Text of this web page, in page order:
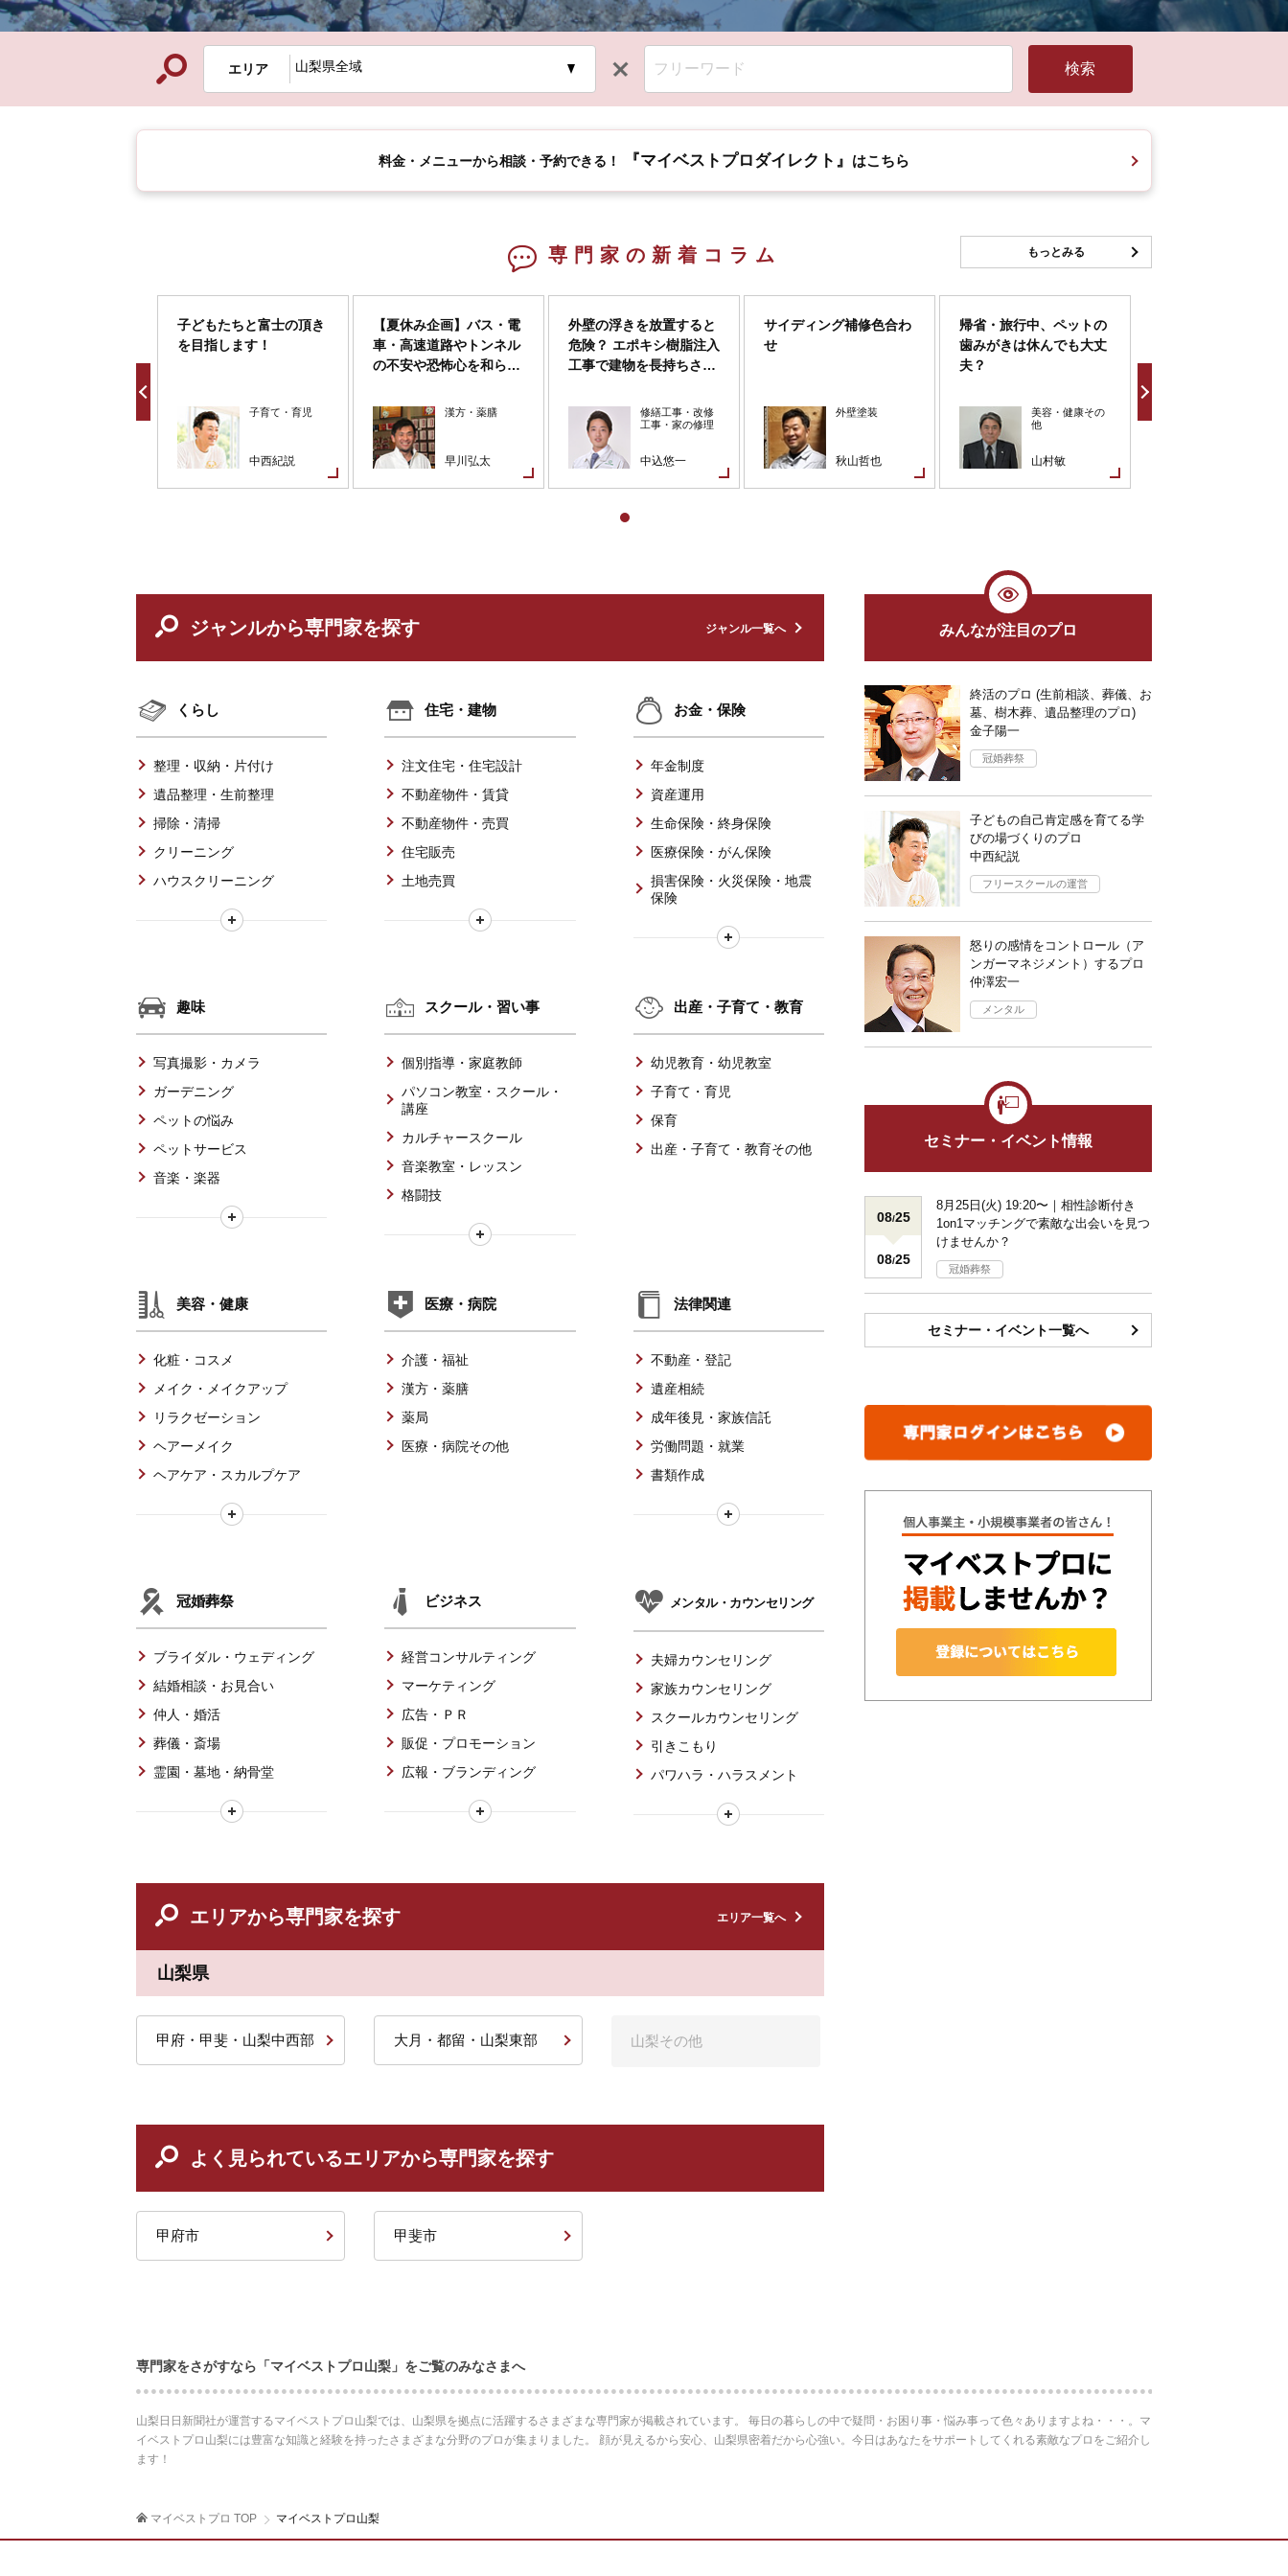
エリア
料金・メニューから相談・予約できる！ 『マイベストプロダイレクト』 はこちら
専門家の新着コラム
子どもたちと富士の頂き
を目指します！
子育て・育児
中西紀説
【夏休み企画】バス・電
車・高速道路やトンネル
の不安や恐怖心を和らげ
漢方・薬膳
早川弘太
外壁の浮きを放置すると
危険？ エポキシ樹脂注入
工事で建物を長持ちさせ
修繕工事・改修
工事・家の修理
中込悠一
サイディング補修色合わ
せ
外壁塗装
秋山哲也
帰省・旅行中、ペットの
歯みがきは休んでも大丈
夫？
美容・健康その
他
山村敏
もっとみる
ジャンルから専門家を探す
くらし
整理・収納・片付け
遺品整理・生前整理
掃除・清掃
クリーニング
ハウスクリーニング
趣味
写真撮影・カメラ
ガーデニング
ペットの悩み
ペットサービス
音楽・楽器
美容・健康
化粧・コスメ
メイク・メイクアップ
リラクゼーション
ヘアーメイク
ヘアケア・スカルプケア
冠婚葬祭
ブライダル・ウェディング
結婚相談・お見合い
仲人・婚活
葬儀・斎場
霊園・墓地・納骨堂
住宅・建物
注文住宅・住宅設計
不動産物件・賃貸
不動産物件・売買
住宅販売
土地売買
スクール・習い事
個別指導・家庭教師
パソコン教室・スクール・
講座
カルチャースクール
音楽教室・レッスン
格闘技
医療・病院
介護・福祉
漢方・薬膳
薬局
医療・病院その他
ビジネス
経営コンサルティング
マーケティング
広告・ＰＲ
販促・プロモーション
広報・ブランディング
お金・保険
年金制度
資産運用
生命保険・終身保険
医療保険・がん保険
損害保険・火災保険・地震
保険
出産・子育て・教育
幼児教育・幼児教室
子育て・育児
保育
出産・子育て・教育その他
法律関連
不動産・登記
遺産相続
成年後見・家族信託
労働問題・就業
書類作成
メンタル・カウンセリング
夫婦カウンセリング
家族カウンセリング
スクールカウンセリング
引きこもり
パワハラ・ハラスメント
ジャンル一覧へ
エリアから専門家を探す
山梨県
甲府・甲斐・山梨中西部 大月・都留・山梨東部 山梨その他
エリア一覧へ
よく見られているエリアから専門家を探す
甲府市 甲斐市
みんなが注目のプロ
終活のプロ (生前相談、葬儀、お
墓、樹木葬、遺品整理のプロ)
金子陽一
冠婚葬祭
子どもの自己肯定感を育てる学
びの場づくりのプロ
中西紀説
フリースクールの運営
怒りの感情をコントロール（ア
ンガーマネジメント）するプロ
仲澤宏一
メンタル
セミナー・イベント情報
08/25
08/25
8月25日(火) 19:20〜｜相性診断付き
1on1マッチングで素敵な出会いを見つ
けませんか？
冠婚葬祭
セミナー・イベント一覧へ
専門家をさがすなら「マイベストプロ山梨」をご覧のみなさまへ
山梨日日新聞社が運営するマイベストプロ山梨では、山梨県を拠点に活躍するさまざまな専門家が掲載されています。 毎日の暮らしの中で疑問・お困り事・悩み事って色々ありますよね・・・。マ
イベストプロ山梨には豊富な知識と経験を持ったさまざまな分野のプロが集まりました。 顔が見えるから安心、山梨県密着だから心強い。今日はあなたをサポートしてくれる素敵なプロをご紹介し
ます！
マイベストプロ TOP マイベストプロ山梨